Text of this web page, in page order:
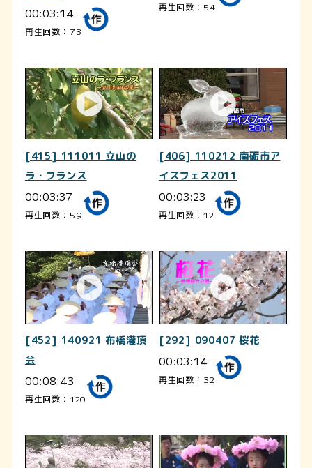
00:03:14
再生回数：73
再生回数：54
[415] 111011 立山の
ラ・フランス
00:03:37
再生回数：59
[406] 110212 南砺市ア
イスフェス2011
00:03:23
再生回数：12
[452] 140921 布橋灌頂
会
00:08:43
再生回数：120
[292] 090407 桜花
00:03:14
再生回数：32